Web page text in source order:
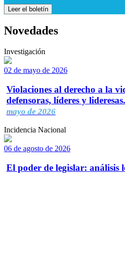
Leer el boletín
Novedades
Investigación
02 de mayo de 2026
Violaciones al derecho a la
defensoras, líderes y lideresas.
mayo de 2026
Incidencia Nacional
06 de agosto de 2026
El poder de legislar: análisis